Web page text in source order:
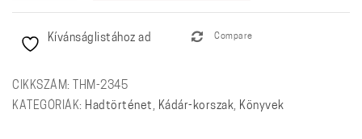
mennyiségKívánságlistához ad Compare
CIKKSZÁM:
THM-2345
KATEGÓRIÁK: Hadtörténet , Kádár-korszak, Könyvek